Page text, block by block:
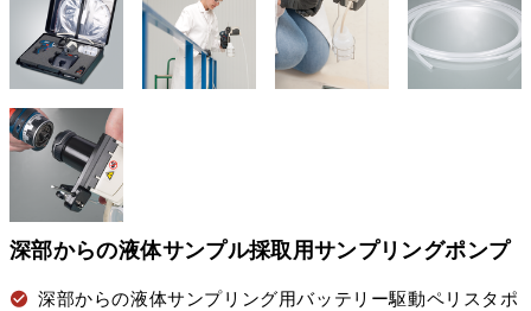
深部からの液体サンプル採取用サンプリングポンプ
深部からの液体サンプリング用バッテリー駆動ペリスタポ